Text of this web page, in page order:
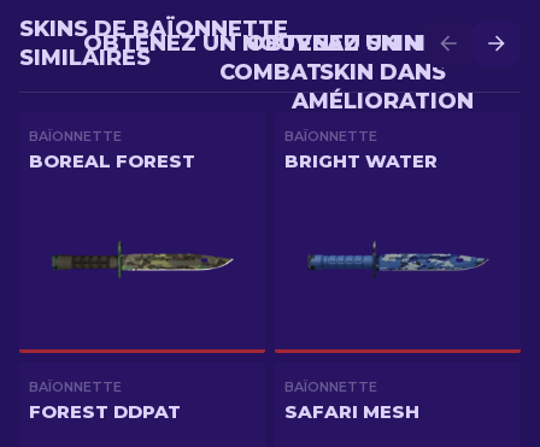
OBTENEZ UN MEILLEUR
SKIN DANS
AMÉLIORATION
OBTENEZ UN NOUVEAU SKIN EN
COMBAT
SKINS DE BAÏONNETTE
SIMILAIRES
BAÏONNETTE
BOREAL FOREST
BAÏONNETTE
BRIGHT WATER
BAÏONNETTE
FOREST DDPAT
BAÏONNETTE
SAFARI MESH